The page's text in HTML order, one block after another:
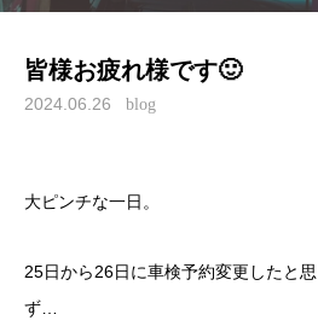
皆様お疲れ様です🙂
2024.06.26 blog
大ピンチな一日。
25日から26日に車検予約変更したと
ず…